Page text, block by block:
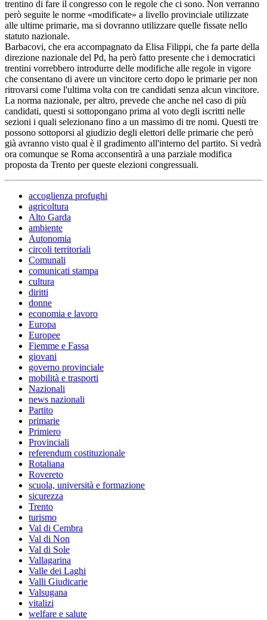
trentino di fare il congresso con le regole che ci sono. Non verranno
però seguite le norme «modificate» a livello provinciale utilizzate
alle ultime primarie, ma si dovranno utilizzare quelle fissate nello
statuto nazionale.
Barbacovi, che era accompagnato da Elisa Filippi, che fa parte della
direzione nazionale del Pd, ha però fatto presente che i democratici
trentini vorrebbero introdurre delle modifiche alle regole in vigore
che consentano di avere un vincitore certo dopo le primarie per non
ritrovarsi come l'ultima volta con tre candidati senza alcun vincitore.
La norma nazionale, per altro, prevede che anche nel caso di più
candidati, questi si sottopongano prima al voto degli iscritti nelle
sezioni i quali selezionano fino a un massimo di tre nomi. Questi tre
possono sottoporsi al giudizio degli elettori delle primarie che però
già avranno visto qual è il gradimento all'interno del partito. Si vedrà
ora comunque se Roma acconsentirà a una parziale modifica
proposta da Trento per queste elezioni congressuali.
accoglienza profughi
agricoltura
Alto Garda
ambiente
Autonomia
circoli territoriali
Comunali
comunicati stampa
cultura
diritti
donne
economia e lavoro
Europa
Europee
Fiemme e Fassa
giovani
governo provinciale
mobilità e trasporti
Nazionali
news nazionali
Partito
primarie
Primiero
Provinciali
referendum costituzionale
Rotaliana
Rovereto
scuola, università e formazione
sicurezza
Trento
turismo
Val di Cembra
Val di Non
Val di Sole
Vallagarina
Valle dei Laghi
Valli Giudicarie
Valsugana
vitalizi
welfare e salute